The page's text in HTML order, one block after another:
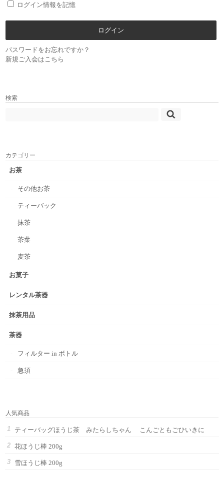
ログイン情報を記憶
パスワードをお忘れですか？
新規ご入会はこちら
検索
カテゴリー
お茶
その他お茶
ティーバック
抹茶
茶葉
麦茶
お菓子
レンタル茶器
抹茶用品
茶器
フィルター in ボトル
急須
人気商品
ティーバッグほうじ茶 みたらしちゃん こんごともごひいきに
花ほうじ棒 200g
雪ほうじ棒 200g